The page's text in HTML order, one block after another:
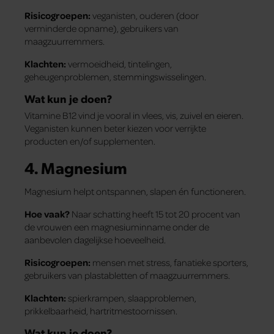
Risicogroepen: veganisten, ouderen (door
verminderde opname), gebruikers van
maagzuurremmers.
Klachten: vermoeidheid, tintelingen,
geheugenproblemen, stemmingswisselingen.
Wat kun je doen?
Vitamine B12 vind je vooral in vlees, vis, zuivel en eieren.
Veganisten kunnen beter kiezen voor verrijkte
producten en/of supplementen.
4. Magnesium
Magnesium helpt ontspannen, slapen én functioneren.
Hoe vaak? Naar schatting heeft 15 tot 20 procent van
de vrouwen een magnesiuminname onder de
aanbevolen dagelijkse hoeveelheid.
Risicogroepen: mensen met stress, fanatieke sporters,
gebruikers van plastabletten of maagzuurremmers.
Klachten: spierkrampen, slaapproblemen,
prikkelbaarheid, hartritmestoornissen.